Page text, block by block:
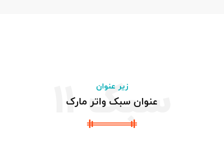
زیر عنوان
سبک 11
عنوان سبک واتر مارک